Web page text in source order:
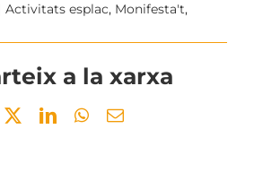
Activitats esplac, Monifesta't,
a la xarxa
TwitterLinkedInWhatsApp
Email